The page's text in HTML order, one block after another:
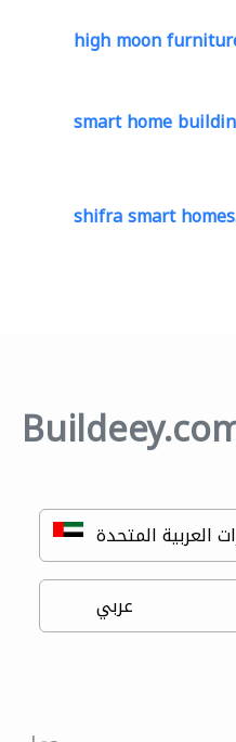
high moon
smart home
shifra smart